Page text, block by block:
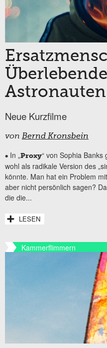
Astronauten
Neue Kurzfilme
von Bernd Kronsbein
• In „Proxy“ von Sophia
wohl als radikale Version des
könnte. Man hat ein Problem
aber nicht persönlich sagen?
die die...
LESEN
Kammerflimmern